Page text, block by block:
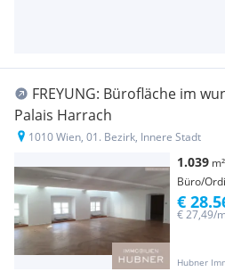
FREYUNG: Bürofläche im
Palais Harrach
1010 Wien, 01. Bezirk, Innere Stadt
1.039 m²
Büro/
Hubner
€ 27,49/
€